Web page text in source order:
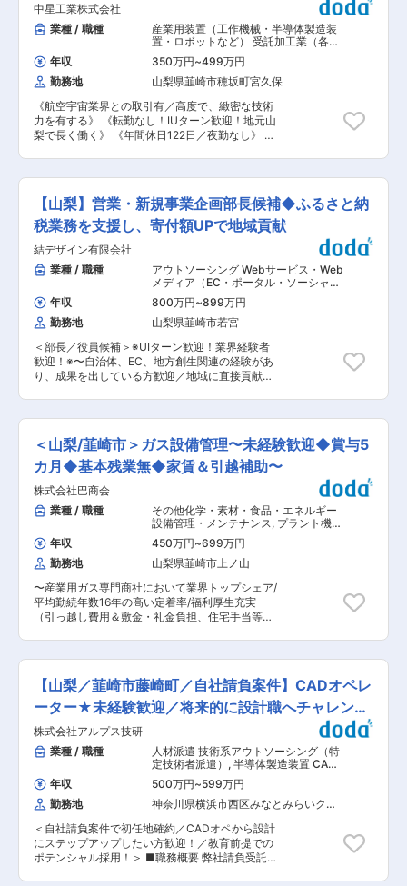
ヤ・部品販売向け 在庫管理システム、製造メー
カー向け Web代理店注文システム、広告代理店
向け Web営業支援システム（SFA）、コールセ
ンター向け Web情報管理システム、病院向け
病理診断情報管理システム、ホイール・タイヤ販
売店向け 在庫・売上管理システム、建設会社向
け 工事管理システム、入館カード発行システ
ム、クラウドファンディングサイト など 変更の
範囲：会社の定める業務
使い、製品の寸法や品質を確認します。 ■業務の
特長： ・未経験の方でも、入社後に研修やOJTを
通じて基礎から学べる環境が整っています。 ・3
次元測定機、ノギス、マイクロメータ、ダイヤル
ゲージを用いた精密測定機器を使用しますので、
専門的な知識を身につけることができます。 ■採
用背景： 昨今の世界的な半導体需要の高まりと不
足による事業規模の拡大（生産量の増加）をして
おります。そのため、社内の品質保証体制の維
持、顧客対応、そしてISO維持のために部門の強
化を行いたいと考えており、増員での採用となり
加工など複合的な技術を有し、お客様の期待に応
えています。 ・精密穴加工に使うドリルなどの工
具は自社で製造できるため、お客様の個別の注文
にも柔軟に対応することが可能です。0.03mmか
らの小径穴加工などは、食品会社の均質な製品作
りに役立っていますし、ミクロン単位での切削技
術は、半導体製造装置の性能向上に必要な役割を
担っています。 ■当社の魅力： ・社員同士の仲
が良く、役職や年齢に関わらずお互いのことを
「さん」付けで呼び合うフラットな社風です。 ・
会社まで5分の独身寮があります。徒歩圏内にコ
ンビニがあり、家賃は駐車場付きで7000円で住
むことができます。 ・年間休日122日、転勤も無
です。 変更の範囲：会社の定める業務
中星工業株式会社
業種 / 職種
産業用装置（工作機械・半導体製造装
置・ロボットなど） 受託加工業（各種
加工・表面処理）,
立・その他製造職
年収 350万円~499万円
勤務地
山梨県韮崎市穂坂町宮久保
《航空宇宙業界との取引有／高度で、緻密な技術
力を有する》 《転勤なし！IUターン歓迎！地元山
梨で長く働く》 《年間休日122日／夜勤なし》 ＼
を付けたい・技術を身につけたいといった理由で
入社しています。 入社後に研修やOJTを通じて基
礎から学べる環境が整っています。また作業はチ
ームで進めるため、分からないことはすぐに相談
できる安心の職場です。 ■業務内容： ・半導体
製造装置などに使われる精密金属部品を、洗浄し
ていただきます。 ・具体的には、専用設備を使っ
た洗浄作業などを行います。 ・洗浄作業では有機
溶剤(アルコール・シンナー等)を使用します。 ■
配属先について： 製造部では中途入社者が多数活
躍中◎ ■当社の強み： ・最新鋭のマシニングセン
ターを始め、旋盤、板金、溶接、接合、メッキ加
工など複合的な技術を有し、お客様の期待に応え
ています。 ・精密穴加工に使うドリルなどの工具
は自社で製造できるため、お客様の個別の注文に
も柔軟に対応することが可能です。0.03mmから
は、半導体製造装置の性能向上に必要な役割を担
っています。 ■当社の魅力： ・社員同士の仲が
良く、役職や年齢に関わらずお互いのことを「さ
ん」付けで呼び合うフラットな社風です。 ・会社
まで5分の独身寮があります。徒歩圏内にコンビ
ニがあり、家賃は駐車場付きで7000円で住むこ
とができます。 ・年間休日122日、転勤も無く山
梨県で腰を据えて長く働くことが出来る環境で
す。 変更の範囲：会社の定める業務
【山梨】営業・新規事業企画部長候補◆ふるさと納
税業務を支援し、寄付額UPで地域貢献
結デザイン有限会社
業種 / 職種
アウトソーシング Webサービス・Web
メディア（EC・ポータル・ソーシャ
ル）, その他法人営業（新規中心） 事
業企画・新規事業開発
年収 800万円~899万円
勤務地
山梨県韮崎市若宮
＜部長／役員候補＞※UIターン歓迎！業界経験者
歓迎！※〜自治体、EC、地方創生関連の経験があ
り、成果を出している方歓迎／地域に直接貢献／
域密着型の企業〜 ■業務内容： ◇自治体への提
案 契約自治体様と連携し、寄付額を拡大させるた
めの提案を行うとともに、制度改正等の外部環境
の変化に即応し、持続可能な運用体制を構築 ◇地
域資源の価値最大化 地元の特産品や観光資源を掘
り起こし、寄附者へ響く訴求方法（紹介文・構
成・写真）を戦略的に企画 ◇組織運営 部門責任
者として、数値管理のみならず、社員の能力向上
やチーム全体の士気向上 ◇収益の多角化に向けた
新事業 ふるさと納税を入り口とした、交流人口の
拡大や特産品の販路拡張など、地域経済に貢献す
る新たな収益基盤を確立 ■当ポジションの魅力：
◎自身の提案が自治体の税収増に直結し、それが
教育や子育てといった形で地域住民に還元される
実感を味わえます。 ◎経営陣の右腕として、会社
の将来を左右する重要な意思決定に参加できま
＜山梨/韮崎市＞ガス設備管理〜未経験歓迎◆賞与5
カ月◆基本残業無◆家賃＆引越補助〜
株式会社巴商会
業種 / 職種
その他化学・素材・食品・エネルギー
設備管理・メンテナンス, プラント機
器・設備 その他技術職（機械・電気）
年収 450万円~699万円
勤務地
山梨県韮崎市上ノ山
〜産業用ガス専門商社において業界トップシェア/
平均勤続年数16年の高い定着率/福利厚生充実
（引っ越し費用＆敷金・礼金負担、住宅手当等）/
礎から丁寧に教えます！〜 ■具体的な業務内容：
・ガス製造設備での運転・点検 ・タンクローリー
の受け入れ作業 ・ガスの入出庫・在庫管理 ・
月、年単位の定期修理・保守作業 ・製造されてい
るガスの分析 ■1日の流れ： 日勤：ガスボンベ交
換、日常点検、原料受入立会 夜勤：分析、設備運
転監視 上記を中心にできることからお任せしま
す。 ■働き方： ・日勤シフト制（8:30〜17:30・
土日祝休） ・3交代制（8:30〜16:45／16:30〜
24:45／24:30〜8:45・土日祝含む週休2日） 仕
事内容に応じて、働き方が異なります。 ■入社後
の流れ ＼知識ゼロでも大丈夫！／ 入社後1年半〜
2年程度は育成期間として、OJT方式でガスの基
礎知識や製品について学んでいただきます。作業
は基本的にペアで行い、点検基準や手順書に沿っ
て進めます。 また、業務の属人化によるミスを防
【山梨／韮崎市藤崎町／自社請負案件】CADオペレ
ーター★未経験歓迎／将来的に設計職へチャレンジ
可能！
株式会社アルプス技研
業種 / 職種
人材派遣 技術系アウトソーシング（特
定技術者派遣） , 半導体製造装置 CAD
オペレーター（機械）
年収 500万円~599万円
勤務地
神奈川県横浜市西区みなとみらいクイ
＜自社請負案件で初任地確約／CADオペから設計
にステップアップしたい方歓迎！／教育前提での
ポテンシャル採用！＞ ■職務概要 弊社請負受託